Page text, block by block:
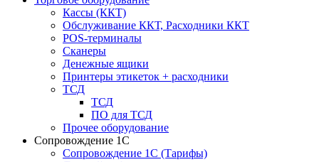
Кассы (ККТ)
Обслуживание ККТ, Расходники ККТ
POS-терминалы
Сканеры
Денежные ящики
Принтеры этикеток + расходники
ТСД
ТСД
ПО для ТСД
Прочее оборудование
Сопровождение 1С
Сопровождение 1С (Тарифы)